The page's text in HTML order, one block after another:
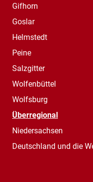
Gifhorn
Goslar
Helmstedt
Peine
Salzgitter
Wolfenbüttel
Wolfsburg
Überregional
Niedersachsen
Deutschland und die